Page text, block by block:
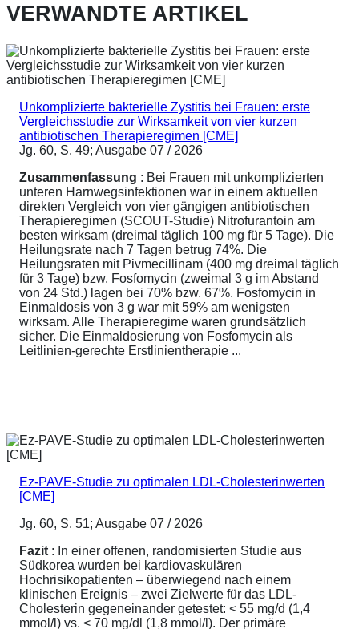
VERWANDTE ARTIKEL
Unkomplizierte bakterielle Zystitis bei Frauen: erste
Vergleichsstudie zur Wirksamkeit von vier kurzen
antibiotischen Therapieregimen [CME]
Jg. 60, S. 49; Ausgabe 07 / 2026
Zusammenfassung : Bei Frauen mit unkomplizierten
unteren Harnwegsinfektionen war in einem aktuellen
direkten Vergleich von vier gängigen antibiotischen
Therapieregimen (SCOUT-Studie) Nitrofurantoin am
besten wirksam (dreimal täglich 100 mg für 5 Tage). Die
Heilungsrate nach 7 Tagen betrug 74%. Die
Heilungsraten mit Pivmecillinam (400 mg dreimal täglich
für 3 Tage) bzw. Fosfomycin (zweimal 3 g im Abstand
von 24 Std.) lagen bei 70% bzw. 67%. Fosfomycin in
Einmaldosis von 3 g war mit 59% am wenigsten
wirksam. Alle Therapieregime waren grundsätzlich
sicher. Die Einmaldosierung von Fosfomycin als
Leitlinien-gerechte Erstlinientherapie ...
Ez-PAVE-Studie zu optimalen LDL-Cholesterinwerten
[CME]
Jg. 60, S. 51; Ausgabe 07 / 2026
Fazit : In einer offenen, randomisierten Studie aus
Südkorea wurden bei kardiovaskulären
Hochrisikopatienten – überwiegend nach einem
klinischen Ereignis – zwei Zielwerte für das LDL-
Cholesterin gegeneinander getestet: < 55 mg/d (1,4
mmol/l) vs. < 70 mg/dl (1,8 mmol/l). Der primäre